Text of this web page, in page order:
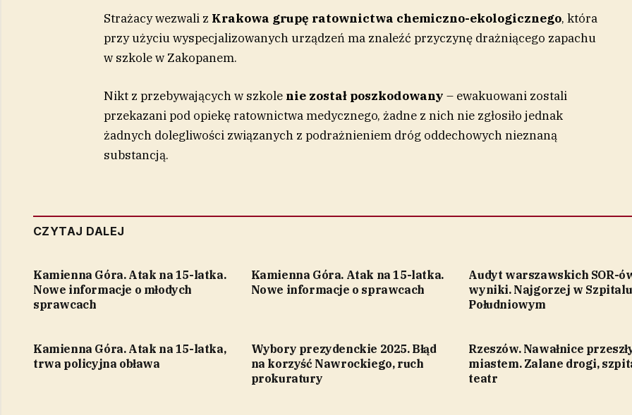
Strażacy wezwali z Krakowa grupę ratownictwa chemiczno-ekologicznego, która
przy użyciu wyspecjalizowanych urządzeń ma znaleźć przyczynę drażniącego zapachu
w szkole w Zakopanem.
Nikt z przebywających w szkole nie został poszkodowany – ewakuowani zostali
przekazani pod opiekę ratownictwa medycznego, żadne z nich nie zgłosiło jednak
żadnych dolegliwości związanych z podrażnieniem dróg oddechowych nieznaną
substancją.
CZYTAJ DALEJ
Kamienna Góra. Atak na 15-latka.
Nowe informacje o młodych
sprawcach
Kamienna Góra. Atak na 15-latka.
Nowe informacje o sprawcach
Audyt warszawskich SOR-
wyniki. Najgorzej w Szpitalu
Południowym
Kamienna Góra. Atak na 15-latka,
trwa policyjna obława
Wybory prezydenckie 2025. Błąd
na korzyść Nawrockiego, ruch
prokuratury
Rzeszów. Nawałnice
miastem. Zalane drogi,
teatr